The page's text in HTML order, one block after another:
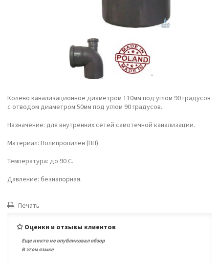
Колено канализационное диаметром 110мм под углом 90 градусов
с отводом диаметром 50мм под углом 90 градусов.
Назначение: для внутренних сетей самотечной канализации.
Материал: Полипропилен (ПП).
Температура: до 90 С.
Давление: безнапорная.
Печать
Оценки и отзывы клиентов
Еще никто не опубликовал обзор
В этом языке